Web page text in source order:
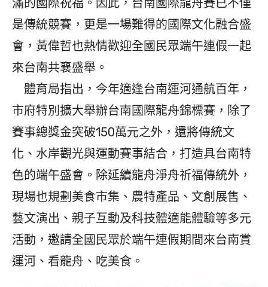
滿的國際祝福。因此，台南國際龍舟賽已不僅
是傳統競賽，更是一場難得的國際文化融合盛
會，黃偉哲也熱情歡迎全國民眾端午連假一起
來台南共襄盛舉。
體育局指出，今年適逢台南運河通航百年，
市府特別擴大舉辦台南國際龍舟錦標賽，除了
賽事總獎金突破150萬元之外，還將傳統文
化、水岸觀光與運動賽事結合，打造具台南特
色的端午盛會。除延續龍舟淨舟祈福傳統外，
現場也規劃美食市集、農特產品、文創展售、
藝文演出、親子互動及科技體適能體驗等多元
活動，邀請全國民眾於端午連假期間來台南賞
運河、看龍舟、吃美食。